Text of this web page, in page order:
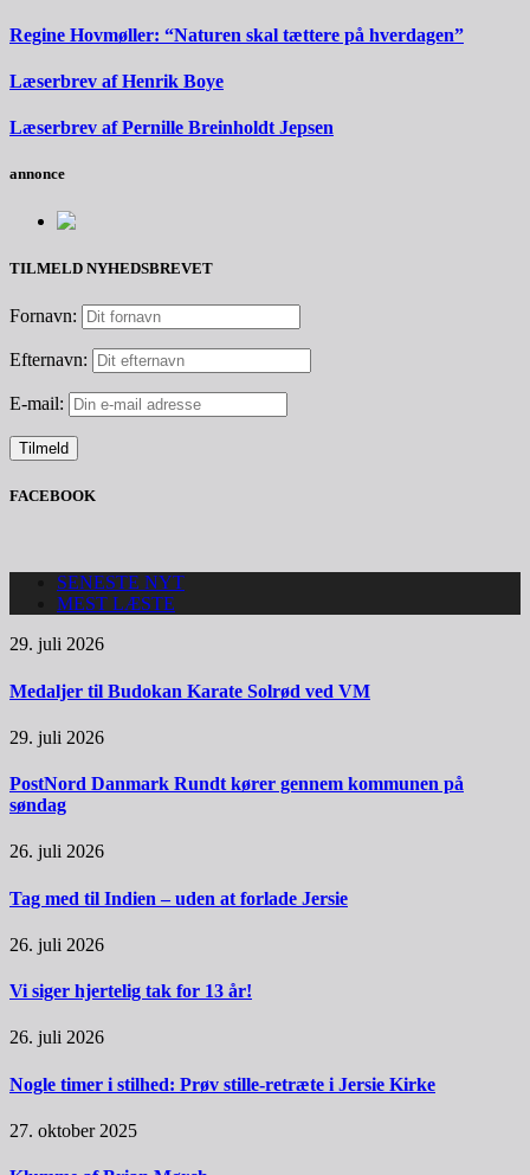
Regine Hovmøller: “Naturen skal tættere på hverdagen”
Læserbrev af Henrik Boye
Læserbrev af Pernille Breinholdt Jepsen
annonce
TILMELD NYHEDSBREVET
Fornavn:
Efternavn:
E-mail:
FACEBOOK
SENESTE NYT
MEST LÆSTE
29. juli 2026
Medaljer til Budokan Karate Solrød ved VM
29. juli 2026
PostNord Danmark Rundt kører gennem kommunen på
søndag
26. juli 2026
Tag med til Indien – uden at forlade Jersie
26. juli 2026
Vi siger hjertelig tak for 13 år!
26. juli 2026
Nogle timer i stilhed: Prøv stille-retræte i Jersie Kirke
27. oktober 2025